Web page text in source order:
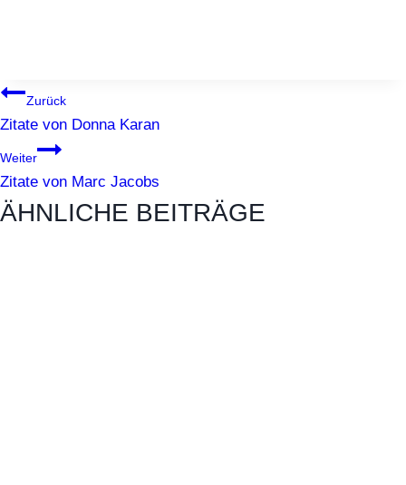
BEITRAGSNAVIGATION
Zurück
Zitate von Donna Karan
Weiter
Zitate von Marc Jacobs
ÄHNLICHE BEITRÄGE